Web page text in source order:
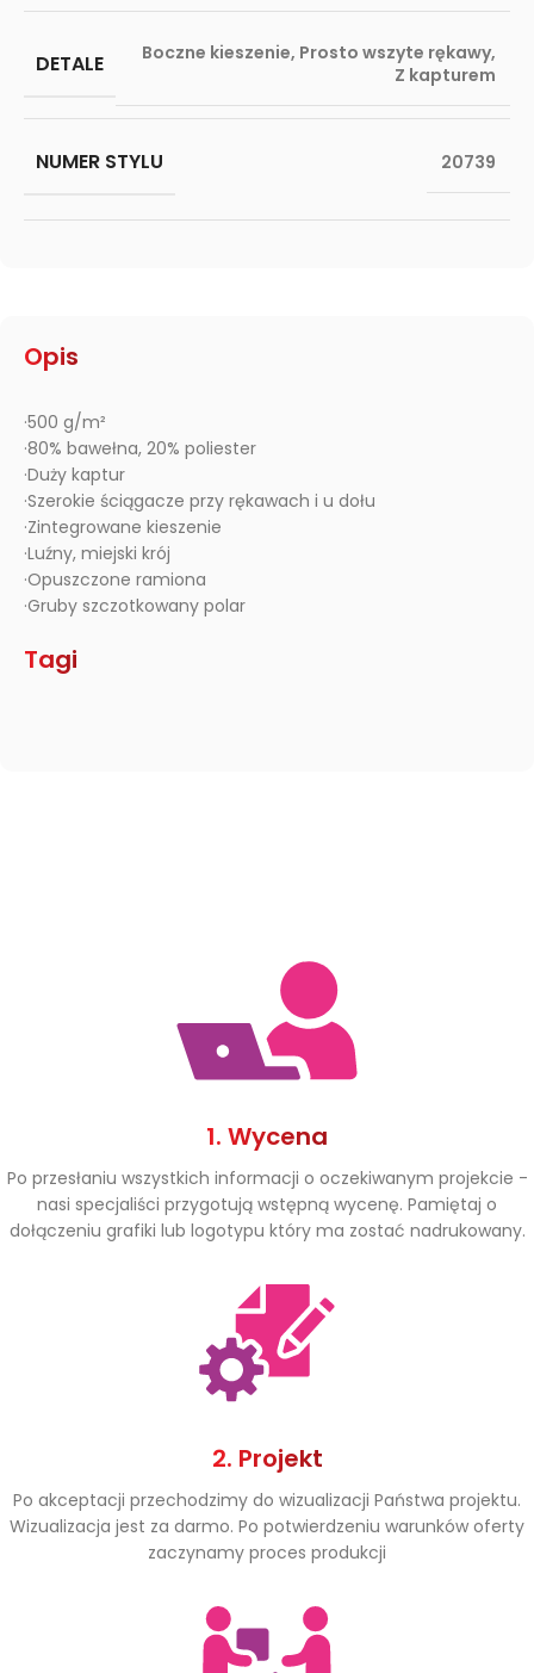
Opis
·500 g/m²
·80% bawełna, 20% poliester
·Duży kaptur
·Szerokie ściągacze przy rękawach i u dołu
·Zintegrowane kieszenie
·Luźny, miejski krój
·Opuszczone ramiona
·Gruby szczotkowany polar
Tagi
DETALE Boczne kieszenie, Prosto wszyte rękawy,
Z kapturem
NUMER STYLU 20739
1. Wycena
Po przesłaniu wszystkich informacji o oczekiwanym projekcie -
nasi specjaliści przygotują wstępną wycenę. Pamiętaj o
dołączeniu grafiki lub logotypu który ma zostać nadrukowany.
2. Projekt
Po akceptacji przechodzimy do wizualizacji Państwa projektu.
Wizualizacja jest za darmo. Po potwierdzeniu warunków oferty
zaczynamy proces produkcji